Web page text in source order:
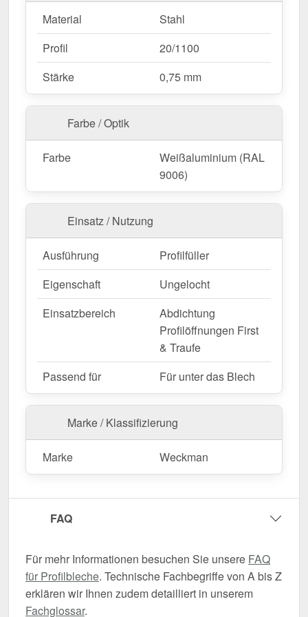
Material
Stahl
Profil
20/1100
Stärke
0,75 mm
Farbe / Optik
Farbe
Weißaluminium (RAL
9006)
Einsatz / Nutzung
Ausführung
Profilfüller
Eigenschaft
Ungelocht
Einsatzbereich
Abdichtung
Profilöffnungen First
& Traufe
Passend für
Für unter das Blech
Marke / Klassifizierung
Marke Weckman
FAQ
Für mehr Informationen besuchen Sie unsere FAQ
für Profilbleche. Technische Fachbegriffe von A bis Z
erklären wir Ihnen zudem detailliert in unserem
Fachglossar.